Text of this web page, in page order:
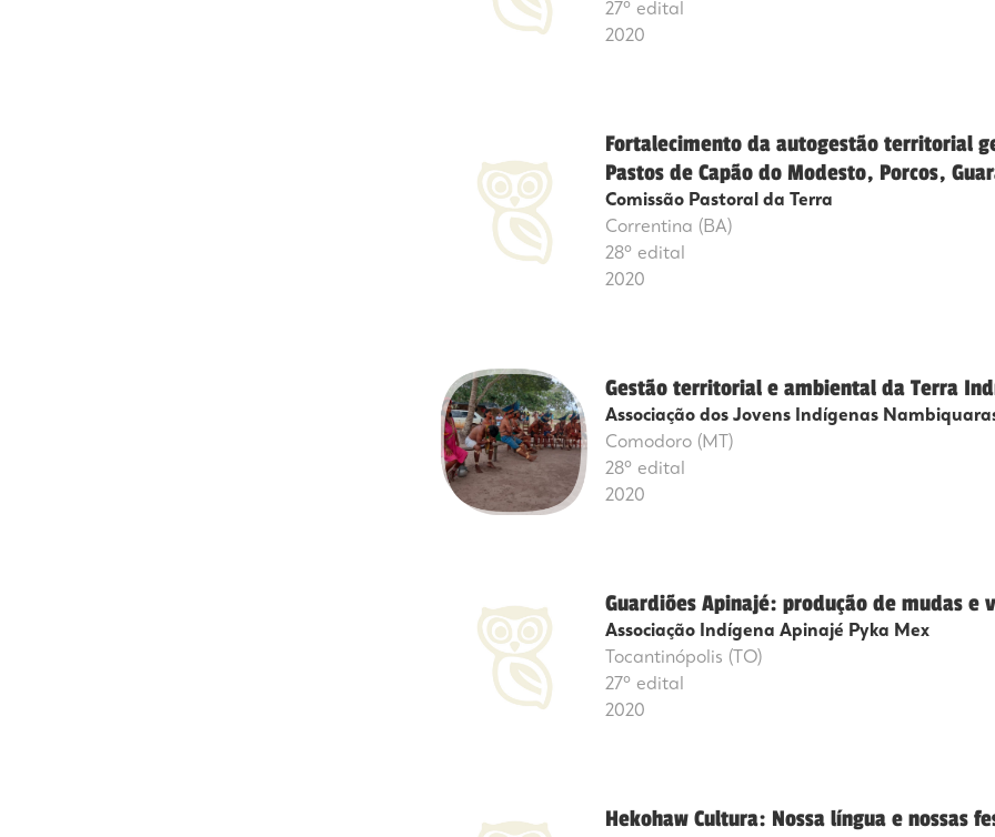
27º edital
2020
Fortalecimento da autogestão territorial
Pastos de Capão do Modesto, Porcos,
Comissão Pastoral da Terra
Correntina (BA)
28º edital
2020
Gestão territorial e ambiental da Terra
Associação dos Jovens Indígenas
Comodoro (MT)
28º edital
2020
Guardiões Apinajé: produção de mudas e
Associação Indígena Apinajé Pyka Mex
Tocantinópolis (TO)
27º edital
2020
Hekohaw Cultura: Nossa língua e nossas